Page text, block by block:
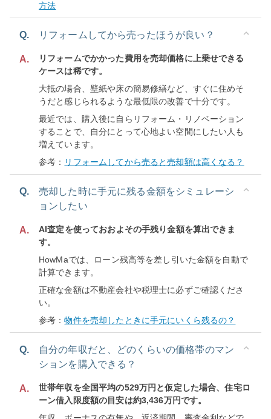
方法
Q. リフォームしてから売ったほうが良い？
A.
リフォームでかかった費用を売却価格に上乗せできる
ケースは稀です。
大抵の場合、壁紙や床の簡易修繕など、すぐに住めそ
うだと感じられるような最低限の改善で十分です。
最近では、購入後に自らリフォーム・リノベーション
することで、自分にとって心地よい空間にしたい人も
増えています。
参考： リフォームしてから売ると売却額は高くなる？
Q.
売却した時に手元に残る金額をシミュレーシ
ョンしたい
A.
AI査定を使っておおよその手残り金額を算出できま
す。
HowMaでは、ローン残高等を差し引いた金額を自動で
計算できます。
正確な金額は不動産会社や税理士に必ずご確認くださ
い。
参考：物件を売却したときに手元にいくら残るの？
Q.
自分の年収だと、どのくらいの価格帯のマン
ションを購入できる？
A.
世帯年収を全国平均の529万円と仮定した場合、住宅ロ
ーン借入限度額の目安は約3,436万円です。